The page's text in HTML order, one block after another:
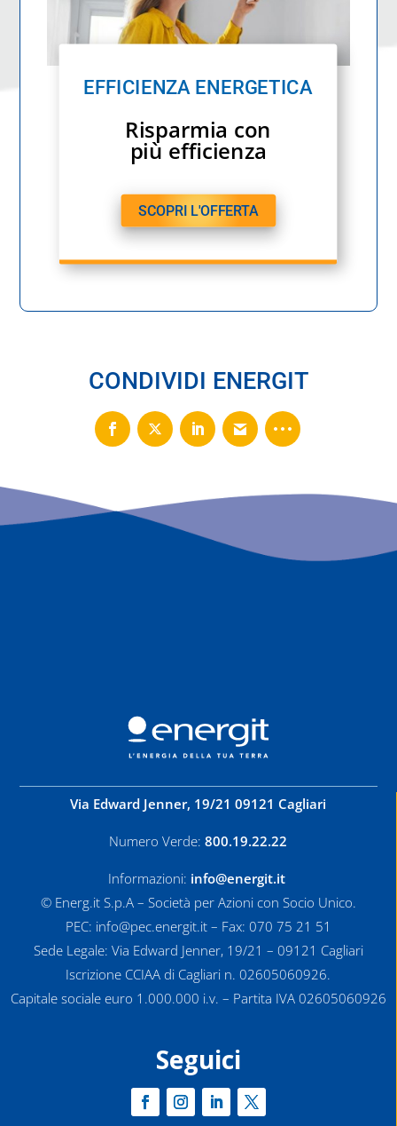
EFFICIENZA ENERGETICA
Risparmia con
più efficienza
SCOPRI L'OFFERTA
CONDIVIDI ENERGIT
Via Edward Jenner, 19/21 09121 Cagliari
Numero Verde: 800.19.22.22
Informazioni: info@energit.it
© Energ.it S.p.A – Società per Azioni con Socio Unico.
PEC: info@pec.energit.it – Fax: 070 75 21 51
Sede Legale: Via Edward Jenner, 19/21 – 09121 Cagliari
Iscrizione CCIAA di Cagliari n. 02605060926.
Capitale sociale euro 1.000.000 i.v. – Partita IVA 02605060926
Seguici